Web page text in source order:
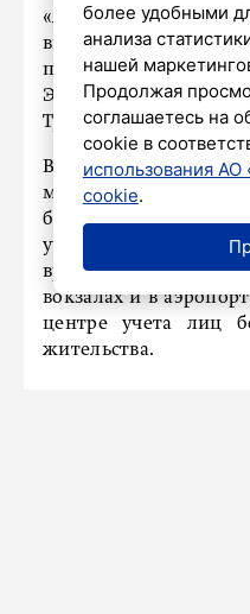
«Я часто слышала
выборы – это повод
прийти всем вместе
Это семейный
Туголукова.
Выборы президента
марта. Всего в
будет на 1947
участках,
временных
вокзалах и в
центре учета лиц
жительства.
более удобными
анализа
нашей
Продолжая
соглашаетесь на
cookie в
использования
cookie.